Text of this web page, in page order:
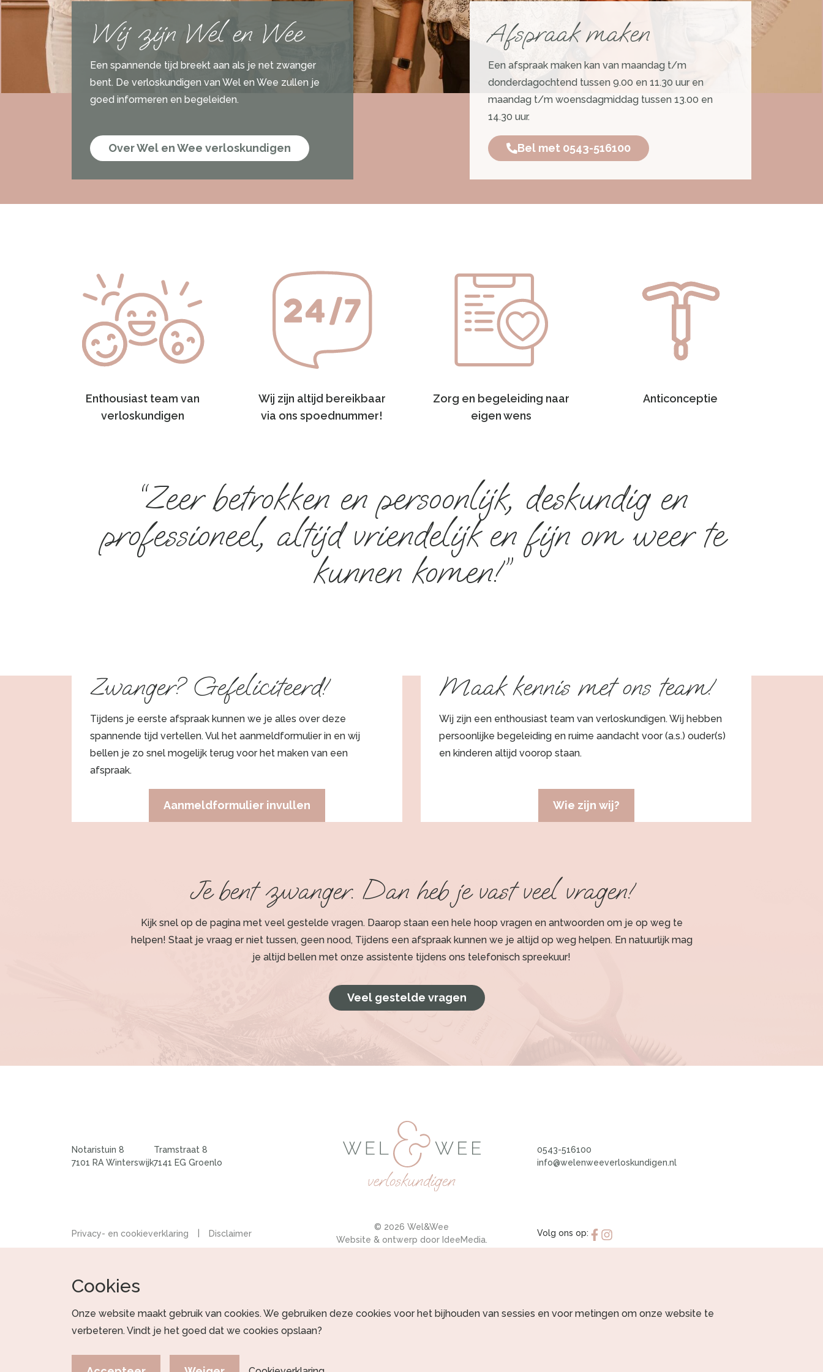
Wij zijn Wel en Wee
Een spannende tijd breekt aan als je net zwanger
bent. De verloskundigen van Wel en Wee zullen je
goed informeren en begeleiden.
Over Wel en Wee verloskundigen
Afspraak maken
Een afspraak maken kan van maandag t/m
donderdagochtend tussen 9.00 en 11.30 uur en
maandag t/m woensdagmiddag tussen 13.00 en
14.30 uur.
Bel met 0543-516100
Enthousiast team van
verloskundigen
Wij zijn altijd bereikbaar
via ons spoednummer!
Zorg en begeleiding naar
eigen wens
Anticonceptie
“Zeer betrokken en persoonlijk, deskundig en
professioneel, altijd vriendelijk en fijn om weer te
kunnen komen!”
Zwanger? Gefeliciteerd!
Tijdens je eerste afspraak kunnen we je alles over deze
spannende tijd vertellen. Vul het aanmeldformulier in en wij
bellen je zo snel mogelijk terug voor het maken van een
afspraak.
Aanmeldformulier invullen
Maak kennis met ons team!
Wij zijn een enthousiast team van verloskundigen. Wij hebben
persoonlijke begeleiding en ruime aandacht voor (a.s.) ouder(s)
en kinderen altijd voorop staan.
Wie zijn wij?
Je bent zwanger. Dan heb je vast veel vragen!
Kijk snel op de pagina met veel gestelde vragen. Daarop staan een hele hoop vragen en antwoorden om je op weg te
helpen! Staat je vraag er niet tussen, geen nood, Tijdens een afspraak kunnen we je altijd op weg helpen. En natuurlijk mag
je altijd bellen met onze assistente tijdens ons telefonisch spreekuur!
Veel gestelde vragen
Notaristuin 8
7101 RA Winterswijk
Tramstraat 8
7141 EG Groenlo
0543-516100
info@welenweeverloskundigen.nl
Privacy- en cookieverklaring Disclaimer
© 2026 Wel&Wee
Website & ontwerp door IdeeMedia.
Volg ons op:
Cookies
Onze website maakt gebruik van cookies. We gebruiken deze cookies voor het bijhouden van sessies en voor metingen om onze website te
verbeteren. Vindt je het goed dat we cookies opslaan?